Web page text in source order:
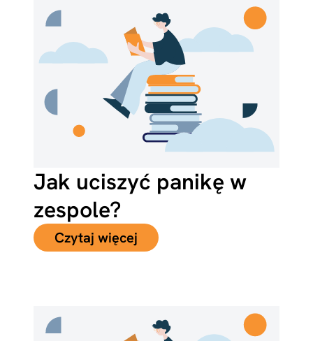
Jak uciszyć panikę w
zespole?
Czytaj więcej